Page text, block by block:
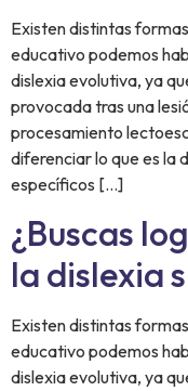
Existen distintas
educativo podemos
dislexia evolutiva, ya
provocada tras una
procesamiento
diferenciar lo que es la
específicos […]
¿Buscas
la dislexia
Existen distintas
educativo podemos
dislexia evolutiva, ya